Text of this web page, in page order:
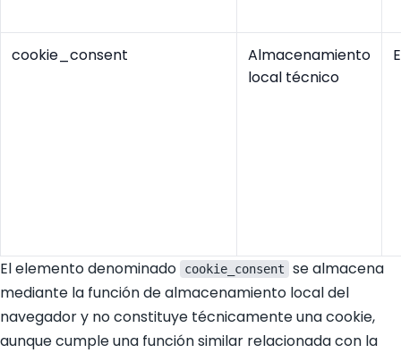
cookie_consent
Almacenamiento
local técnico
El elemento denominado cookie_consent
se almacena
mediante la función de almacenamiento local del
navegador y no constituye técnicamente una cookie,
aunque cumple una función similar relacionada con la